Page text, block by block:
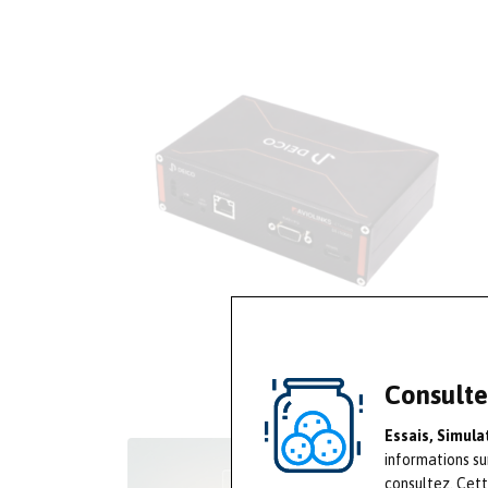
Essais,
informations
consultez.